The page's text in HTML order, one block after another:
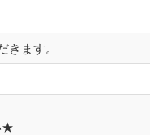
ます。
★